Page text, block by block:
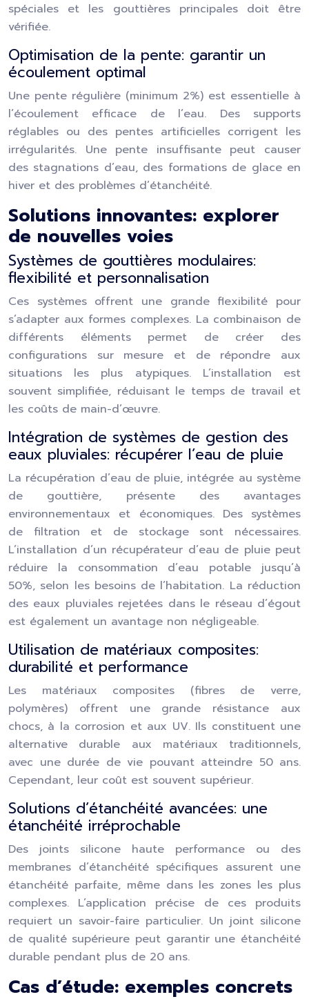
spéciales et les gouttières principales doit être
vérifiée.
Optimisation de la pente: garantir un
écoulement optimal
Une pente régulière (minimum 2%) est essentielle à
l’écoulement efficace de l’eau. Des supports
réglables ou des pentes artificielles corrigent les
irrégularités. Une pente insuffisante peut causer
des stagnations d’eau, des formations de glace en
hiver et des problèmes d’étanchéité.
Solutions innovantes: explorer
de nouvelles voies
Systèmes de gouttières modulaires:
flexibilité et personnalisation
Ces systèmes offrent une grande flexibilité pour
s’adapter aux formes complexes. La combinaison de
différents éléments permet de créer des
configurations sur mesure et de répondre aux
situations les plus atypiques. L’installation est
souvent simplifiée, réduisant le temps de travail et
les coûts de main-d’œuvre.
Intégration de systèmes de gestion des
eaux pluviales: récupérer l’eau de pluie
La récupération d’eau de pluie, intégrée au système
de gouttière, présente des avantages
environnementaux et économiques. Des systèmes
de filtration et de stockage sont nécessaires.
L’installation d’un récupérateur d’eau de pluie peut
réduire la consommation d’eau potable jusqu’à
50%, selon les besoins de l’habitation. La réduction
des eaux pluviales rejetées dans le réseau d’égout
est également un avantage non négligeable.
Utilisation de matériaux composites:
durabilité et performance
Les matériaux composites (fibres de verre,
polymères) offrent une grande résistance aux
chocs, à la corrosion et aux UV. Ils constituent une
alternative durable aux matériaux traditionnels,
avec une durée de vie pouvant atteindre 50 ans.
Cependant, leur coût est souvent supérieur.
Solutions d’étanchéité avancées: une
étanchéité irréprochable
Des joints silicone haute performance ou des
membranes d’étanchéité spécifiques assurent une
étanchéité parfaite, même dans les zones les plus
complexes. L’application précise de ces produits
requiert un savoir-faire particulier. Un joint silicone
de qualité supérieure peut garantir une étanchéité
durable pendant plus de 20 ans.
Cas d’étude: exemples concrets